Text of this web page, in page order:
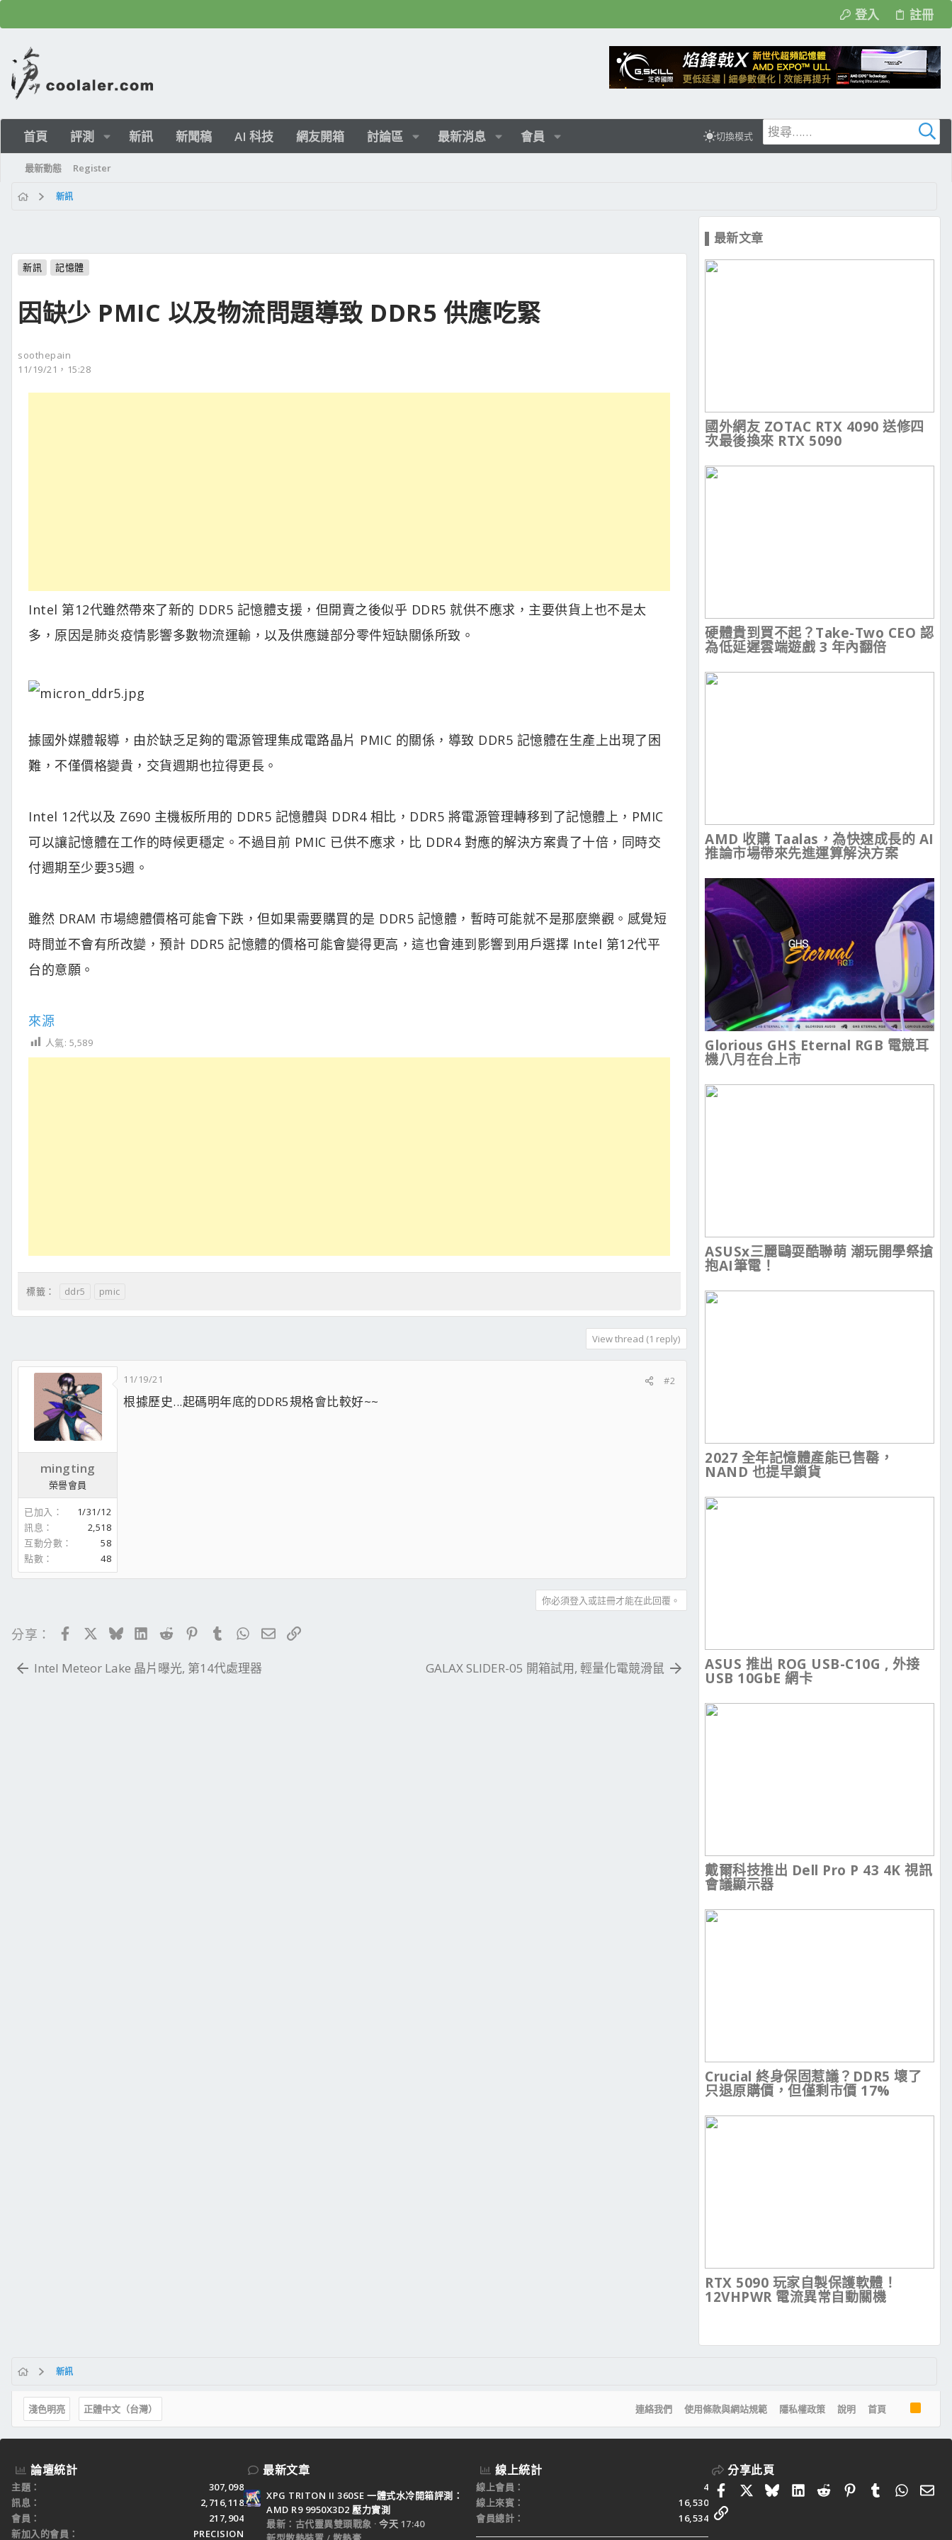
登入 註冊
首頁 評測 新訊 新聞稿 AI 科技 網友開箱 討論區 最新消息 會員 切換模式
最新動態 Register
新訊
新訊 記憶體
因缺少 PMIC 以及物流問題導致 DDR5 供應吃緊
soothepain
11/19/21，15:28
Intel 第12代雖然帶來了新的 DDR5 記憶體支援，但開賣之後似乎 DDR5 就供不應求，主要供貨上也不是太
多，原因是肺炎疫情影響多數物流運輸，以及供應鏈部分零件短缺關係所致。
據國外媒體報導，由於缺乏足夠的電源管理集成電路晶片 PMIC 的關係，導致 DDR5 記憶體在生產上出現了困
難，不僅價格變貴，交貨週期也拉得更長。
Intel 12代以及 Z690 主機板所用的 DDR5 記憶體與 DDR4 相比，DDR5 將電源管理轉移到了記憶體上，PMIC
可以讓記憶體在工作的時候更穩定。不過目前 PMIC 已供不應求，比 DDR4 對應的解決方案貴了十倍，同時交
付週期至少要35週。
雖然 DRAM 市場總體價格可能會下跌，但如果需要購買的是 DDR5 記憶體，暫時可能就不是那麼樂觀。感覺短
時間並不會有所改變，預計 DDR5 記憶體的價格可能會變得更高，這也會連到影響到用戶選擇 Intel 第12代平
台的意願。
來源
人氣: 5,589
標籤： ddr5 pmic
View thread (1 reply)
mingting
榮譽會員
已加入
1/31/12
訊息
2,518
互動分數
58
點數
48
11/19/21 #2
根據歷史...起碼明年底的DDR5規格會比較好~~
你必須登入或註冊才能在此回覆。
分享： FacebookBlueskyLinkedIn
RedditPinterestTumblrWhatsApp
電子郵件
連結
Intel Meteor Lake 晶片曝光, 第14代處理器 GALAX SLIDER-05 開箱試用, 輕量化電競滑鼠
▌最新文章
國外網友 ZOTAC RTX 4090 送修四
次最後換來 RTX 5090
硬體貴到買不起？Take-Two CEO 認
為低延遲雲端遊戲 3 年內翻倍
AMD 收購 Taalas，為快速成長的 AI
推論市場帶來先進運算解決方案
Glorious GHS Eternal RGB 電競耳
機八月在台上市
ASUSx三麗鷗耍酷聯萌 潮玩開學祭搶
抱AI筆電！
2027 全年記憶體產能已售罄，
NAND 也提早鎖貨
ASUS 推出 ROG USB-C10G , 外接
USB 10GbE 網卡
戴爾科技推出 Dell Pro P 43 4K 視訊
會議顯示器
Crucial 終身保固惹議？DDR5 壞了
只退原購價，但僅剩市價 17%
RTX 5090 玩家自製保護軟體！
12VHPWR 電流異常自動關機
新訊
淺色明亮 正體中文（台灣） 連絡我們 使用條款與網站規範 隱私權政策 說明 首頁
S
論壇統計
主題
307,098
訊息
2,716,118
會員
217,904
新加入的會員
PRECISION
最新文章
XPG TRITON II 360SE 一體式水冷開箱評測：
AMD R9 9950X3D2 壓力實測
最新：古代靈異雙頭戰象
今天 17:40
線上統計
線上會員
4
線上來賓
16,530
會員總計
16,534
分享此頁
FacebookBlueskyLinkedIn
RedditPinterestTumblr 電
連結